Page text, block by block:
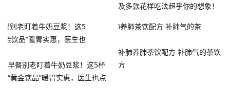
及多款花样吃法超乎你的想象！
早餐别老盯着牛奶豆浆！这5杯
“黄金饮品”暖胃实惠，医生也点
补肺养肺茶饮配方 补肺气的茶饮
方